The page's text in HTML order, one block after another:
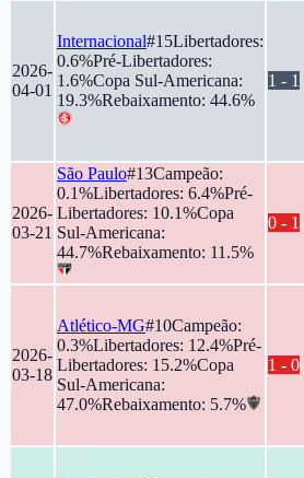
2026-
04-01
Internacional#15Libertadores:
0.6%Pré-Libertadores:
1.6%Copa Sul-Americana:
19.3%Rebaixamento: 44.6%
1 - 1
2026-
03-21
São Paulo#13Campeão:
0.1%Libertadores: 6.4%Pré-
Libertadores: 10.1%Copa
Sul-Americana:
44.7%Rebaixamento: 11.5%
0 - 1
2026-
03-18
Atlético-MG#10Campeão:
0.3%Libertadores: 12.4%Pré-
Libertadores: 15.2%Copa
Sul-Americana:
47.0%Rebaixamento: 5.7%
1 - 0